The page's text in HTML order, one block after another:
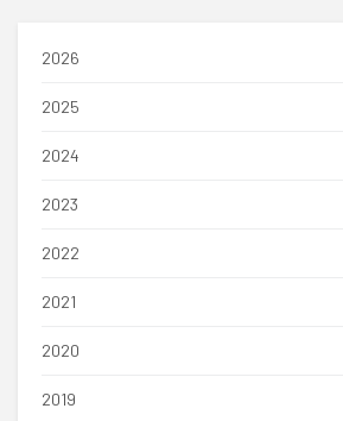
2026
2025
2024
2023
2022
2021
2020
2019